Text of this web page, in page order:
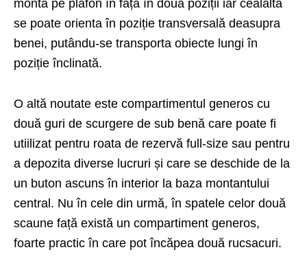
monta pe plafon în față în două poziții iar cealaltă
se poate orienta în poziție transversală deasupra
benei, putându-se transporta obiecte lungi în
poziție înclinată.
O altă noutate este compartimentul generos cu
două guri de scurgere de sub benă care poate fi
utiilizat pentru roata de rezervă full-size sau pentru
a depozita diverse lucruri și care se deschide de la
un buton ascuns în interior la baza montantului
central. Nu în cele din urmă, în spatele celor două
scaune față există un compartiment generos,
foarte practic în care pot încăpea două rucsacuri.